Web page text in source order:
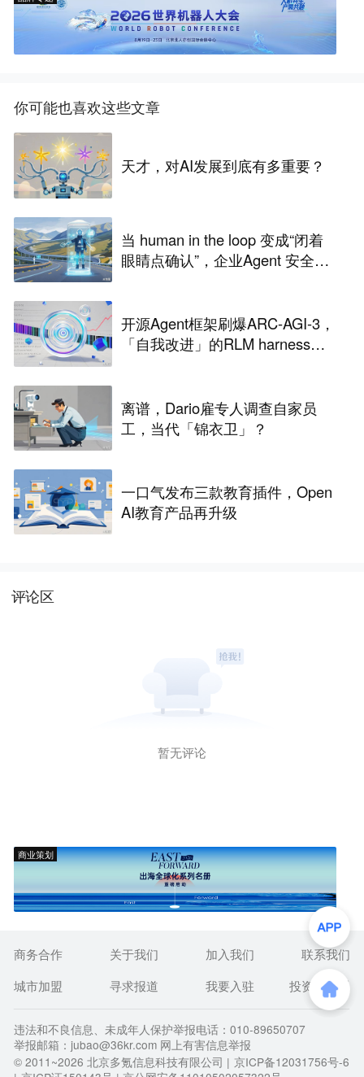
你可能也喜欢这些文章
天才，对AI发展到底有多重要？
当 human in the loop 变成“闭着
眼睛点确认”，企业Agent 安全还
开源Agent框架刷爆ARC-AGI-3，
「自我改进」的RLM harness引
离谱，Dario雇专人调查自家员
工，当代「锦衣卫」？
一口气发布三款教育插件，Open
AI教育产品再升级
评论区
暂无评论
商业策划
商务合作 关于我们 加入我们
联系我们
城市加盟
寻求报道 我要入驻 投资者关系
违法和不良信息、未成年人保护举报电话：010-89650707
举报邮箱：jubao@36kr.com 网上有害信息举报
© 2011~2026 北京多氪信息科技有限公司 | 京ICP备12031756号-6